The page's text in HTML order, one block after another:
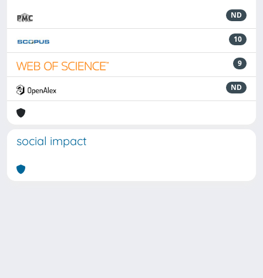
ND
10
9
ND
social impact